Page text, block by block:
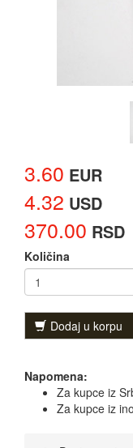
3.60 EUR
4.32 USD
370.00 RSD
Količina
Dodaj u korpu
Napomena:
Za kupce iz
Za kupce iz